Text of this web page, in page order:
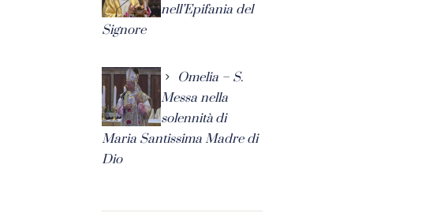
nell’Epifania del
Signore
Omelia – S.
Messa nella
solennità di
Maria Santissima Madre di
Dio